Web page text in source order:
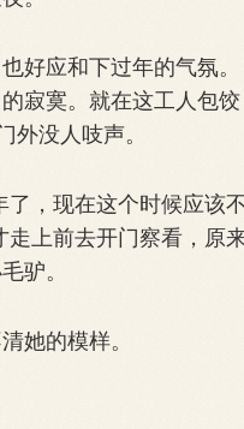
应和下过年的气氛。
寂寞。就在这工人包饺
没人吱声。
，现在这个时候应该
上前去开门察看，原
驴。
她的模样。